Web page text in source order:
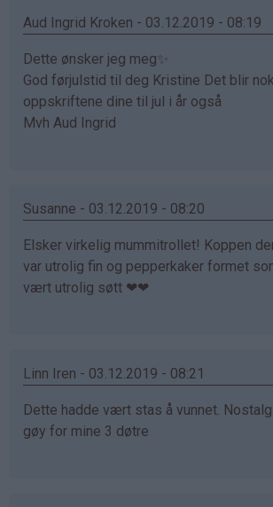
Aud Ingrid Kroken - 03.12.2019 - 08:19
Dette ønsker jeg meg✨
God førjulstid til deg Kristine Det blir
oppskriftene dine til jul i år også
Mvh Aud Ingrid
Susanne - 03.12.2019 - 08:20
Elsker virkelig mummitrollet! Koppen
var utrolig fin og pepperkaker formet
vært utrolig søtt ❤❤
Linn Iren - 03.12.2019 - 08:21
Dette hadde vært stas å vunnet.
gøy for mine 3 døtre